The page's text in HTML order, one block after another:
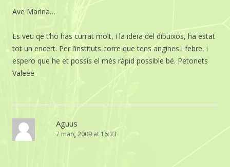
Ave Marina…
Es veu qe t’ho has currat molt, i la ideïa del dibuixos, ha estat
tot un encert. Per l’instituts corre que tens angines i febre, i
espero que he et possis el més ràpid possible bé. Petonets
Valeee
Aguus
7 març 2009 at 16:33